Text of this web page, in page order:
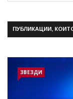
ПУБЛИКАЦИИ,
ЗВЕЗДИ